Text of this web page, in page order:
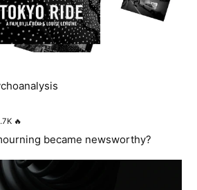
🔥
became newsworthy?